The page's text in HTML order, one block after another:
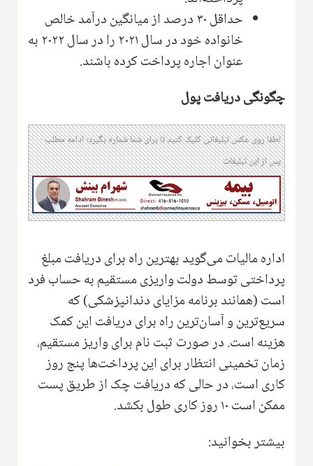
حداقل ۳۰ درصد از میانگین درآمد خالص
خانواده خود در سال ۲۰۲۱ را در سال ۲۰۲۲ به
عنوان اجاره پرداخت کرده باشند.
چگونگی دریافت پول
لطفا روی عکس تبلیغاتی کلیک کنید تا برای شما شماره بگیرد؛ ادامه مطلب
پس از این تبلیغات
اداره مالیات می‌گوید بهترین راه برای دریافت مبلغ
پرداختی توسط دولت واریزی مستقیم به حساب فرد
است (همانند برنامه مزایای دندانپزشکی) که
سریع‌ترین و آسان‌ترین راه برای دریافت این کمک
هزینه است. در صورت ثبت نام برای واریز مستقیم،
زمان تخمینی انتظار برای این پرداخت‌ها پنج روز
کاری است، در حالی که دریافت چک از طریق پست
ممکن است ۱۰ روز کاری طول بکشد.
بیشتر بخوانید: